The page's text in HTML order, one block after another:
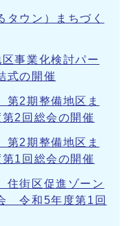
タウン）まちづく
事業化検討パー
式の開催
第2期整備地区ま
2回総会の開催
第2期整備地区ま
1回総会の開催
住街区促進ゾーン
令和5年度第1回